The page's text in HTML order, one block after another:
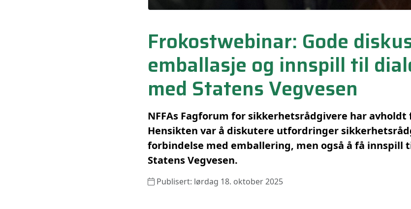
Frokostwebinar: Gode
emballasje og innspill til
med Statens Vegvesen
NFFAs Fagforum for sikkerhetsrådgivere har
Hensikten var å diskutere utfordringer
forbindelse med emballering, men også å få innspill
Statens Vegvesen.
Publisert: lørdag 18. oktober 2025